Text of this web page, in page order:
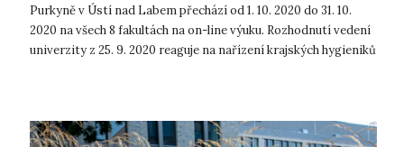
Purkyně v Ústí nad Labem přechází od 1. 10. 2020 do 31. 10.
2020 na všech 8 fakultách na on-line výuku. Rozhodnutí vedení
univerzity z 25. 9. 2020 reaguje na nařízení krajských hygieniků